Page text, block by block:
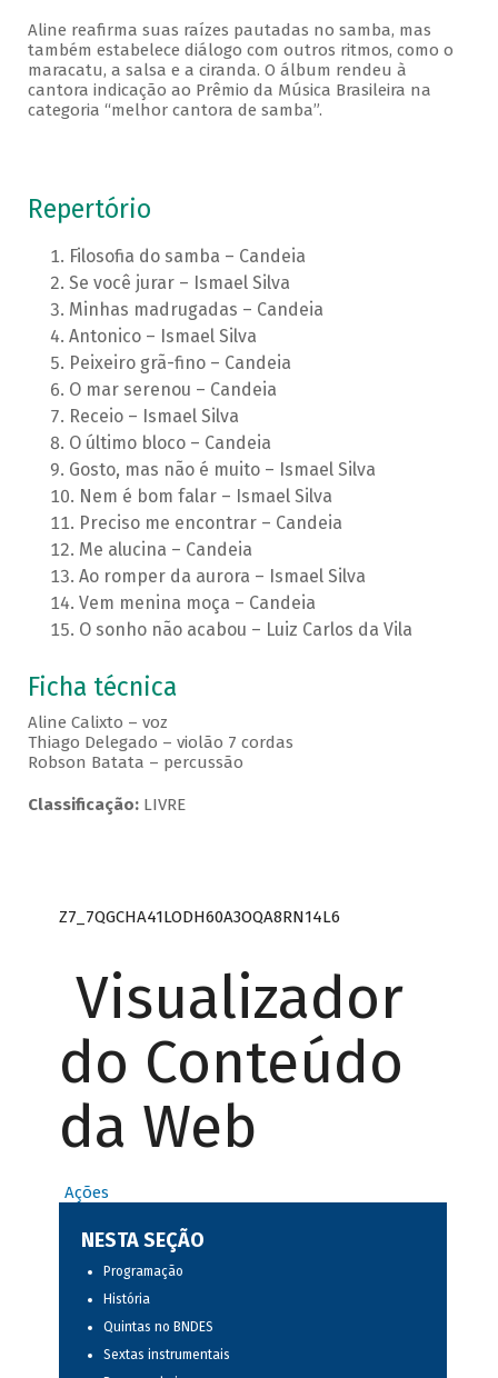
Aline reafirma suas raízes pautadas no samba, mas
também estabelece diálogo com outros ritmos, como o
maracatu, a salsa e a ciranda. O álbum rendeu à
cantora indicação ao Prêmio da Música Brasileira na
categoria “melhor cantora de samba”.
Repertório
Filosofia do samba – Candeia
Se você jurar – Ismael Silva
Minhas madrugadas – Candeia
Antonico – Ismael Silva
Peixeiro grã-fino – Candeia
O mar serenou – Candeia
Receio – Ismael Silva
O último bloco – Candeia
Gosto, mas não é muito – Ismael Silva
Nem é bom falar – Ismael Silva
Preciso me encontrar – Candeia
Me alucina – Candeia
Ao romper da aurora – Ismael Silva
Vem menina moça – Candeia
O sonho não acabou – Luiz Carlos da Vila
Ficha técnica
Aline Calixto – voz
Thiago Delegado – violão 7 cordas
Robson Batata – percussão
Classificação:LIVRE
Z7_7QGCHA41LODH60A3OQA8RN14L6
Visualizador
do Conteúdo
da Web
Ações
NESTA SEÇÃO
Programação
História
Quintas no BNDES
Sextas instrumentais